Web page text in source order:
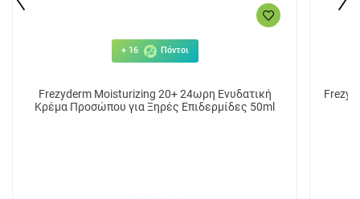
+ 16 Πόντοι
Frezyderm Moisturizing 20+ 24ωρη Ενυδατική
Κρέμα Προσώπου για Ξηρές Επιδερμίδες 50ml